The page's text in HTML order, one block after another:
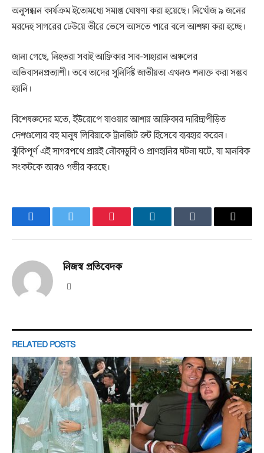
অনুসন্ধান কার্যক্রম ইতোমধ্যে সমাপ্ত ঘোষণা করা হয়েছে। নিখোঁজ ৯ জনের
মরদেহ সাগরের ঢেউয়ে তীরে ভেসে আসতে পারে বলে আশঙ্কা করা হচ্ছে।
জানা গেছে, নিহতরা সবাই আফ্রিকার সাব-সাহারান অঞ্চলের
অভিবাসনপ্রত্যাশী। তবে তাদের সুনির্দিষ্ট জাতীয়তা এখনও শনাক্ত করা সম্ভব
হয়নি।
বিশেষজ্ঞদের মতে, ইউরোপে যাওয়ার আশায় আফ্রিকার দারিদ্র্যপীড়িত
দেশগুলোর বহু মানুষ লিবিয়াকে ট্রানজিট রুট হিসেবে ব্যবহার করেন।
ঝুঁকিপূর্ণ এই সাগরপথে প্রায়ই নৌকাডুবি ও প্রাণহানির ঘটনা ঘটে, যা মানবিক
সংকটকে আরও গভীর করছে।
FacebookTwitter PinterestLinkedInTumblr Email
নিজস্ব প্রতিবেদক
RELATED POSTS